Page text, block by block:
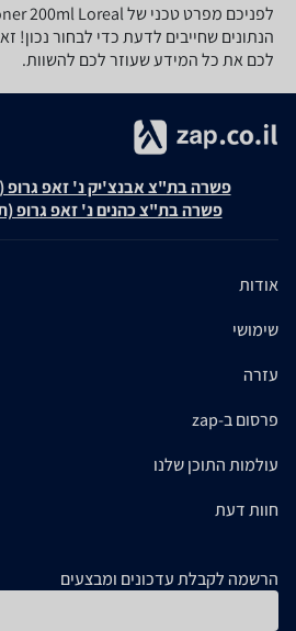
הנתונים שחייבים לדעת כדי לבחור נכון!
לכם את כל המידע שעוזר לכם להשוות.
פשרה בת"צ אבנצ'יק נ' זאפ גרופ (ת"צ
פשרה בת"צ כהנים נ' זאפ גרופ (ת"צ 60371-
אודות
שימושי
עזרה
פרסום ב-zap
עולמות התוכן שלנו
חוות דעת
הרשמה לקבלת עדכונים ומבצעים